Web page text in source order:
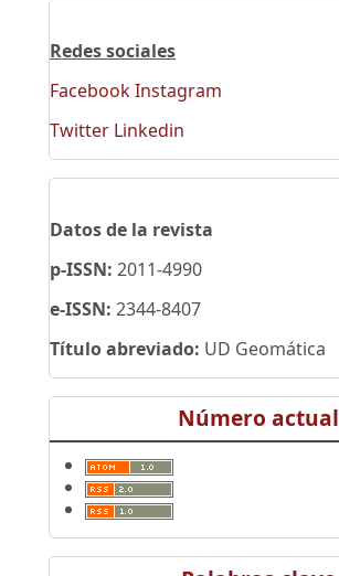
Redes sociales
FacebookInstagram
Twitter Linkedin
Datos de la revista
p-ISSN: 2011-4990
e-ISSN: 2344-8407
Título abreviado: UD Geomática
Número actual